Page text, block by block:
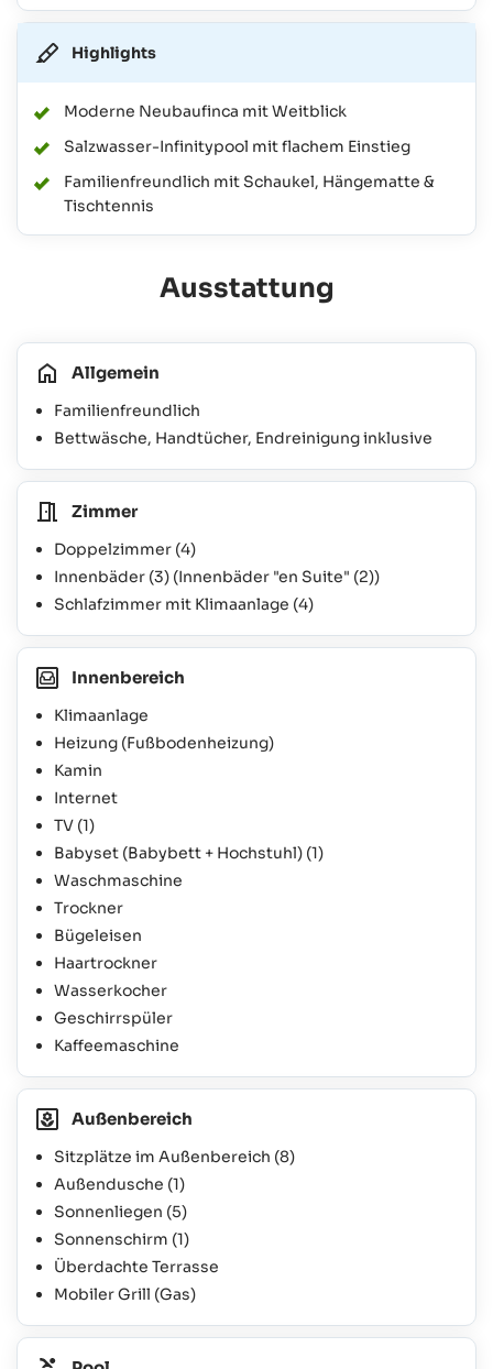
Highlights
Moderne Neubaufinca mit Weitblick
Salzwasser-Infinitypool mit flachem Einstieg
Familienfreundlich mit Schaukel, Hängematte &
Tischtennis
Ausstattung
Allgemein
Familienfreundlich
Bettwäsche, Handtücher, Endreinigung inklusive
Zimmer
Doppelzimmer (4)
Innenbäder (3) (Innenbäder "en Suite" (2))
Schlafzimmer mit Klimaanlage (4)
Innenbereich
Klimaanlage
Heizung (Fußbodenheizung)
Kamin
Internet
TV (1)
Babyset (Babybett + Hochstuhl) (1)
Waschmaschine
Trockner
Bügeleisen
Haartrockner
Wasserkocher
Geschirrspüler
Kaffeemaschine
Außenbereich
Sitzplätze im Außenbereich (8)
Außendusche (1)
Sonnenliegen (5)
Sonnenschirm (1)
Überdachte Terrasse
Mobiler Grill (Gas)